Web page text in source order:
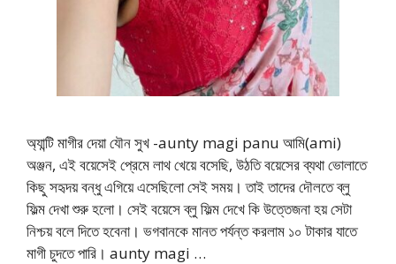
অ্যান্টি মাগীর দেয়া যৌন সুখ -aunty magi panu আমি(ami)
অঞ্জন, এই বয়েসেই প্রেমে লাথ খেয়ে বসেছি, উঠতি বয়েসের ব্যথা ভোলাতে
কিছু সহৃদয় বন্ধু এগিয়ে এসেছিলো সেই সময়। তাই তাদের দৌলতে ব্লু
ফিল্ম দেখা শুরু হলো। সেই বয়েসে ব্লু ফিল্ম দেখে কি উত্তেজনা হয় সেটা
নিশ্চয় বলে দিতে হবেনা। ভগবানকে মানত পর্যন্ত করলাম ১০ টাকার যাতে
মাগী চুদতে পারি। aunty magi …